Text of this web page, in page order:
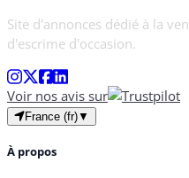
Site d'annonces dédié à la
d'escrime d'occasion.
Voir nos avis sur
France (fr)▼
À propos